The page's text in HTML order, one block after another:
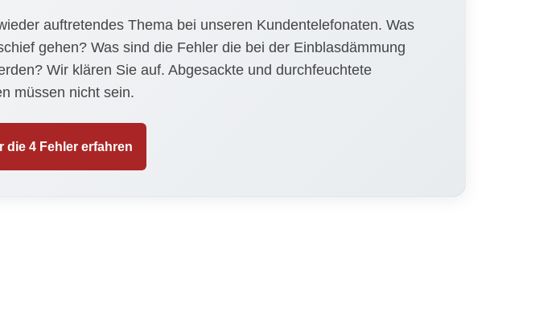
auftretendes Thema bei unseren Kundentelefonaten. Was
gehen? Was sind die Fehler die bei der Einblasdämmung
Wir klären Sie auf. Abgesackte und durchfeuchtete
müssen nicht sein.
die 4 Fehler erfahren